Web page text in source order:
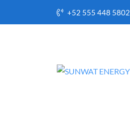
+52 555 448 5802